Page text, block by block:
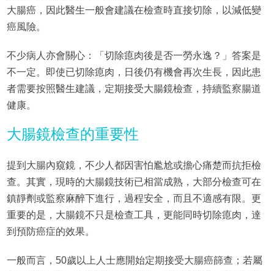
大腸癌，因此醫生一般會建議在檢查時直接切除，以減低變
癌風險。
不少病人亦會關心：「切除瘜肉後是否一勞永逸？」答案是
不一定。即使已切除瘜肉，日後仍有機會再次生長，因此患
者需要按照醫生建議，定期接受大腸鏡檢查，持續監察腸道
健康。
大腸鏡檢查的重要性
提到大腸內窺鏡，不少人都因害怕尷尬或擔心痛楚而抗拒檢
查。其實，現時的大腸鏡技術已相當成熟，大部分檢查可在
鎮靜劑或監察麻醉下進行，過程安全，而且不適感有限。更
重要的是，大腸鏡不只是檢查工具，更能同時切除瘜肉，達
到預防癌症的效果。
一般而言，50歲以上人士應開始定期接受大腸癌篩查；若屬